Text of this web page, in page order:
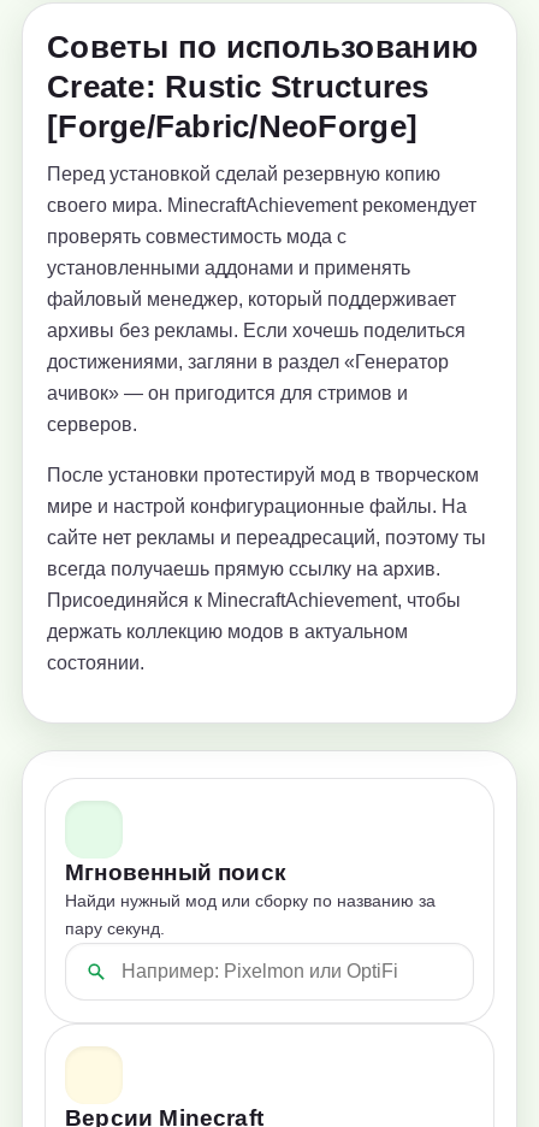
Советы по использованию
Create: Rustic Structures
[Forge/Fabric/NeoForge]
Перед установкой сделай резервную копию
своего мира. MinecraftAchievement рекомендует
проверять совместимость мода с
установленными аддонами и применять
файловый менеджер, который поддерживает
архивы без рекламы. Если хочешь поделиться
достижениями, загляни в раздел «Генератор
ачивок» — он пригодится для стримов и
серверов.
После установки протестируй мод в творческом
мире и настрой конфигурационные файлы. На
сайте нет рекламы и переадресаций, поэтому ты
всегда получаешь прямую ссылку на архив.
Присоединяйся к MinecraftAchievement, чтобы
держать коллекцию модов в актуальном
состоянии.
Мгновенный поиск
Найди нужный мод или сборку по названию за
пару секунд.
Версии Minecraft